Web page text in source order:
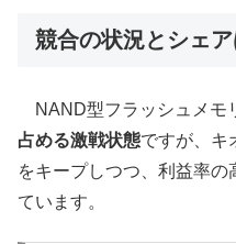
競合の状況とシェ
NAND型フラッシュメモ
占める激戦状態ですが、キ
をキープしつつ、利益率
ています。